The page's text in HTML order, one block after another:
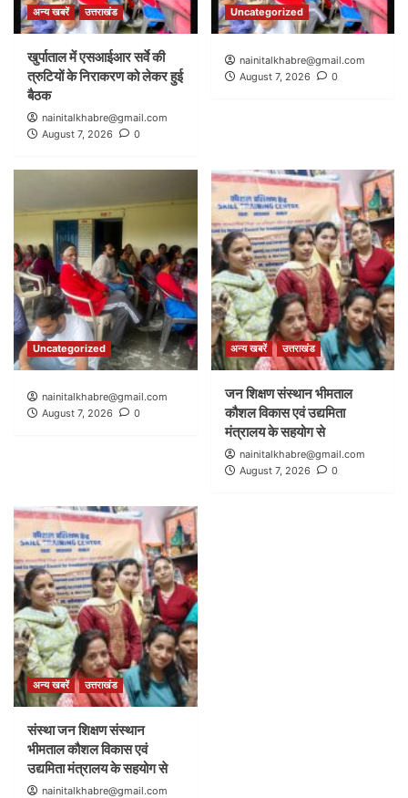
अन्य खबरें उत्तराखंड
खुर्पाताल में एसआईआर सर्वे की
त्रुटियों के निराकरण को लेकर हुई
बैठक
nainitalkhabre@gmail.com
August 7, 2026
0
Uncategorized
nainitalkhabre@gmail.com
August 7, 2026
0
Uncategorized
nainitalkhabre@gmail.com
August 7, 2026
0
अन्य खबरें उत्तराखंड
जन शिक्षण संस्थान भीमताल
कौशल विकास एवं उद्यमिता
मंत्रालय के सहयोग से
nainitalkhabre@gmail.com
August 7, 2026
0
अन्य खबरें उत्तराखंड
संस्था जन शिक्षण संस्थान
भीमताल कौशल विकास एवं
उद्यमिता मंत्रालय के सहयोग से
nainitalkhabre@gmail.com